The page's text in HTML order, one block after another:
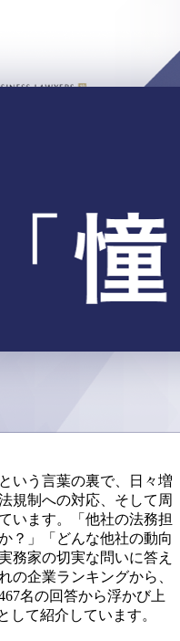
いう言葉の裏で、日々増
規制への対応、そして周
います。「他社の法務担
？」「どんな他社の動向
務家の切実な問いに答え
の企業ランキングから、
名の回答から浮かび上
して紹介しています。